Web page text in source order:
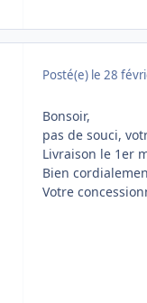
Posté(e) le 28
Bonsoir,
pas de souci,
Livraison le 1er
Bien
Votre